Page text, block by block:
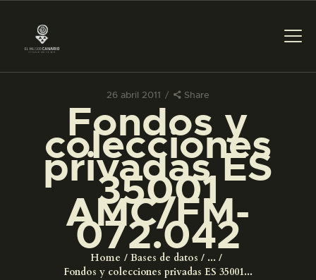
26 abril 2011 Share
Fondos y
colecciones
privadas ES
35001
AMC/FM-
072.042
Home Bases de datos
...
Fondos y colecciones privadas ES 35001...
PREPARAR LA VISITA
ACTIVIDADES
█
EL MUSEO